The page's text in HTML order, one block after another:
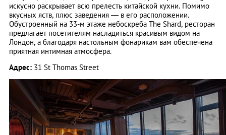
искусно раскрывает всю прелесть китайской кухни. Помимо
вкусных яств, плюс заведения — в его расположении.
Обустроенный на 33-м этаже небоскреба The Shard, ресторан
предлагает посетителям насладиться красивым видом на
Лондон, а благодаря настольным фонарикам вам обеспечена
приятная интимная атмосфера.
Адрес: 31 St Thomas Street